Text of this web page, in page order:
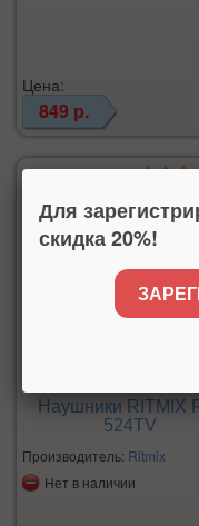
Цена:
849 р.
Наушники RITMIX
524TV
Производитель: Ritmix
Нет в наличии
Для
скидка 20%!